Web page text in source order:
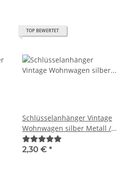
TOP BEWERTET
Schlüsselanhänger Vintage
Wohnwagen silber Metall /
Harz Wohnmobil Keyring 7
cm
2,30 € *